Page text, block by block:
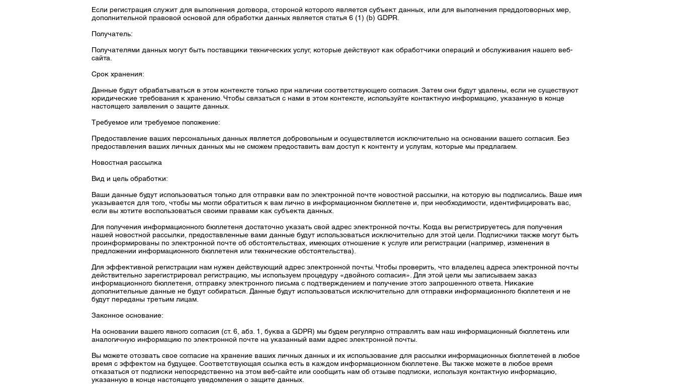
Если регистрация служит для выполнения договора, стороной которого является субъект данных, или для выполнения преддоговорных мер,
дополнительной правовой основой для обработки данных является статья 6 (1) (b) GDPR.
Получатель:
Получателями данных могут быть поставщики технических услуг, которые действуют как обработчики операций и обслуживания нашего веб-
сайта.
Срок хранения:
Данные будут обрабатываться в этом контексте только при наличии соответствующего согласия. Затем они будут удалены, если не существуют
юридические требования к хранению. Чтобы связаться с нами в этом контексте, используйте контактную информацию, указанную в конце
настоящего заявления о защите данных.
Требуемое или требуемое положение:
Предоставление ваших персональных данных является добровольным и осуществляется исключительно на основании вашего согласия. Без
предоставления ваших личных данных мы не сможем предоставить вам доступ к контенту и услугам, которые мы предлагаем.
Новостная рассылка
Вид и цель обработки:
Ваши данные будут использоваться только для отправки вам по электронной почте новостной рассылки, на которую вы подписались. Ваше имя
указывается для того, чтобы мы могли обратиться к вам лично в информационном бюллетене и, при необходимости, идентифицировать вас,
если вы хотите воспользоваться своими правами как субъекта данных.
Для получения информационного бюллетеня достаточно указать свой адрес электронной почты. Когда вы регистрируетесь для получения
нашей новостной рассылки, предоставленные вами данные будут использоваться исключительно для этой цели. Подписчики также могут быть
проинформированы по электронной почте об обстоятельствах, имеющих отношение к услуге или регистрации (например, изменения в
предложении информационного бюллетеня или технические обстоятельства).
Для эффективной регистрации нам нужен действующий адрес электронной почты. Чтобы проверить, что владелец адреса электронной почты
действительно зарегистрировал регистрацию, мы используем процедуру «двойного согласия». Для этой цели мы записываем заказ
информационного бюллетеня, отправку электронного письма с подтверждением и получение этого запрошенного ответа. Никакие
дополнительные данные не будут собираться. Данные будут использоваться исключительно для отправки информационного бюллетеня и не
будут переданы третьим лицам.
Законное основание:
На основании вашего явного согласия (ст. 6, абз. 1, буква a GDPR) мы будем регулярно отправлять вам наш информационный бюллетень или
аналогичную информацию по электронной почте на указанный вами адрес электронной почты.
Вы можете отозвать свое согласие на хранение ваших личных данных и их использование для рассылки информационных бюллетеней в любое
время с эффектом на будущее. Соответствующая ссылка есть в каждом информационном бюллетене. Вы также можете в любое время
отказаться от подписки непосредственно на этом веб-сайте или сообщить нам об отзыве подписки, используя контактную информацию,
указанную в конце настоящего уведомления о защите данных.